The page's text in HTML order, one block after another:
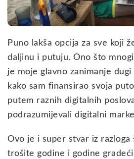
Puno lakša opcija za sve koji
daljinu i putuju. Ono što
je moje glavno zanimanje
kako sam finansirao svoja
putem raznih digitalnih
podrazumijevali digitalni
Ovo je i super stvar iz razloga
trošite godine i godine